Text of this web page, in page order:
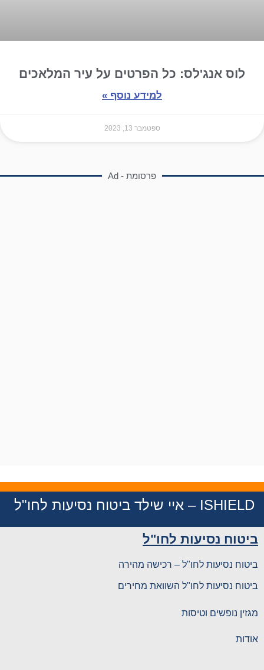
לוס אנג'לס: כל הפרטים על עיר המלאכים
למידע נוסף »
ספטמבר 13, 2023
פרסומת - Ad
ISHIELD – איי שילד ביטוח נסיעות לחו"ל
ביטוח נסיעות לחו"ל
ביטוח נסיעות לחו"ל – רכישה מהירה
ביטוח נסיעות לחו"ל השוואת מחירים
מגזין נופשים וטיסות
אודות